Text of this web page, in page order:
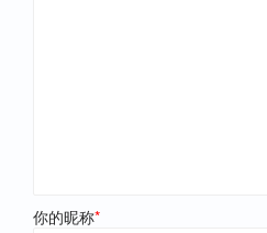
你的昵称*